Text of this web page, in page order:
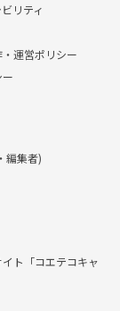
リティ
運営ポリシー
編集者)
ト「コエテコキャ